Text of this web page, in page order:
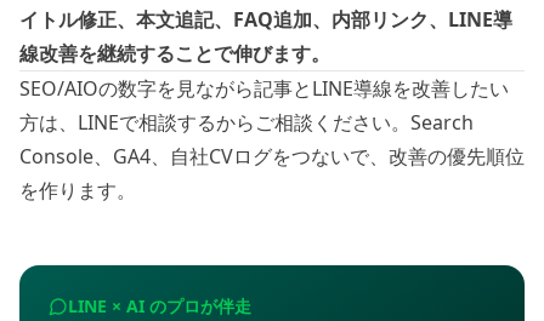
イトル修正、本文追記、FAQ追加、内部リンク、LINE導
線改善を継続することで伸びます。
SEO/AIOの数字を見ながら記事とLINE導線を改善したい
方は、 LINEで相談するからご相談ください。Search
Console、GA4、自社CVログをつないで、改善の優先順位
を作ります。
LINE × AI のプロが伴走